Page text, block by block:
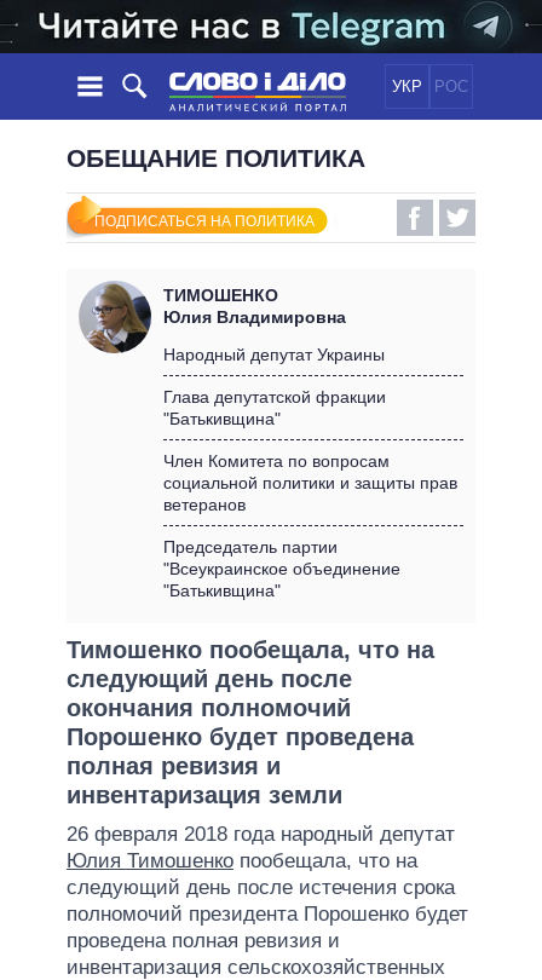
УКР РОС
НОВОСТИ
ЛЕНТА
СОБЫТИЯ
СТАТЬИ
МНЕНИЯ
ОБЗОРЫ
ДАЙДЖЕСТЫ
ПОЛИТИКА
ЭКОНОМИКА
МИР
ОБЕЩАНИЯ
ВСЕ ПОЛИТИКИ
ПРЕЗИДЕНТ И ОФИС
КАБИНЕТ МИНИСТРОВ
ГЛАВЫ ОБЛАДМИНИСТРАЦИЙ
ВСЕ ПЕРСОНЫ
ИНФОГРАФИКА
ВИДЕО
ПОДДЕРЖАТЬ
СРАВНЕНИЕ ПОЛИТИКОВ
ОБЕЩАНИЕ ПОЛИТИКА
ПОДПИСАТЬСЯ НА ПОЛИТИКА
ТИМОШЕНКО
Юлия Владимировна
Народный депутат Украины
Глава депутатской фракции
"Батькивщина"
Член Комитета по вопросам
социальной политики и защиты прав
ветеранов
Председатель партии
"Всеукраинское объединение
"Батькивщина"
Тимошенко пообещала, что на
следующий день после
окончания полномочий
Порошенко будет проведена
полная ревизия и
инвентаризация земли
26 февраля 2018 года народный депутат
Юлия Тимошенко пообещала, что на
следующий день после истечения срока
полномочий президента Порошенко будет
проведена полная ревизия и
инвентаризация сельскохозяйственных